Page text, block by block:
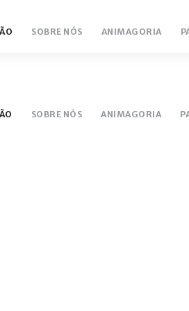
18/19
SOBRE NÓS ANIMAGORIA
SOBRE NÓS ANIMAGORIA